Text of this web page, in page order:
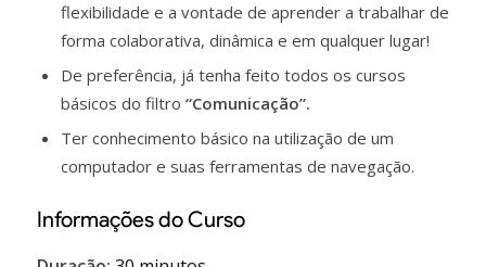
flexibilidade e a vontade de aprender a trabalhar de
forma colaborativa, dinâmica e em qualquer lugar!
De preferência, já tenha feito todos os cursos
básicos do filtro “Comunicação”.
Ter conhecimento básico na utilização de um
computador e suas ferramentas de navegação.
Informações do Curso